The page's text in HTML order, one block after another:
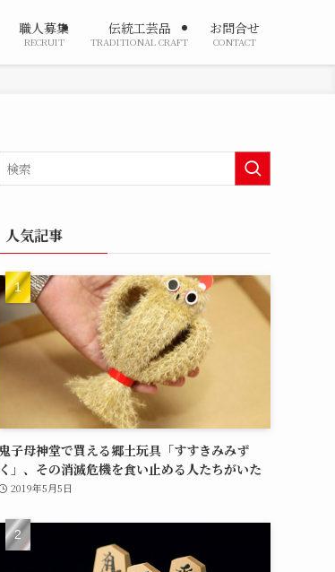
職人募集
RECRUIT
伝統工芸品
TRADITIONAL CRAFT
お問合せ
CONTACT
人気記事
鬼子母神堂で買える郷土玩具「すすきみみず
く」、その消滅危機を食い止める人たちがいた
2019年5月5日